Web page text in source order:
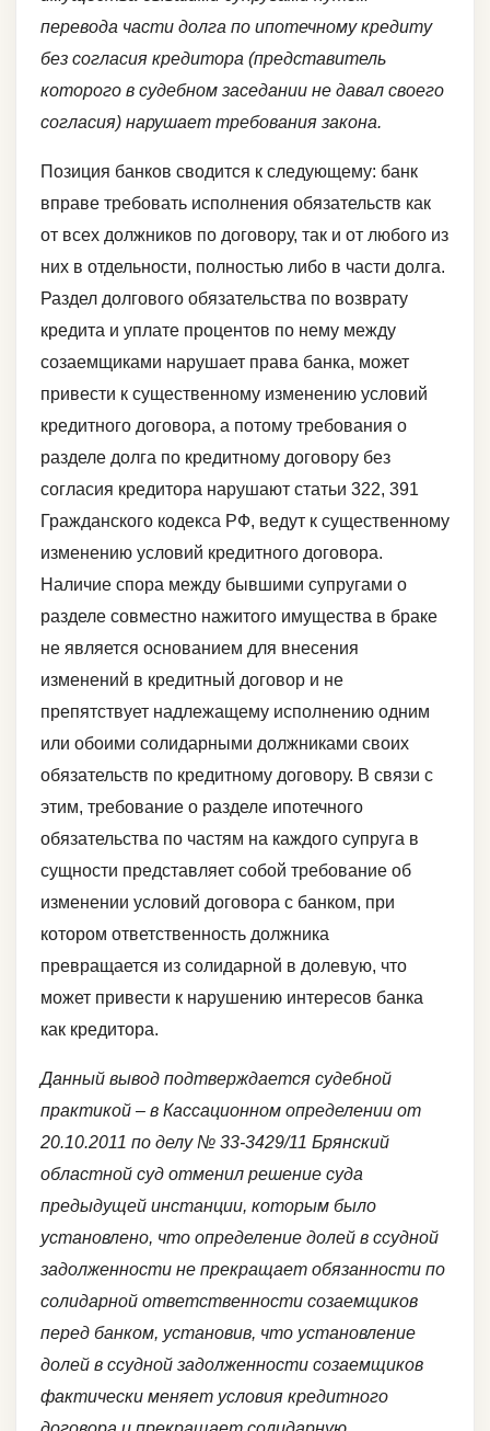
перевода части долга по ипотечному кредиту
без согласия кредитора (представитель
которого в судебном заседании не давал своего
согласия) нарушает требования закона.
Позиция банков сводится к следующему: банк
вправе требовать исполнения обязательств как
от всех должников по договору, так и от любого из
них в отдельности, полностью либо в части долга.
Раздел долгового обязательства по возврату
кредита и уплате процентов по нему между
созаемщиками нарушает права банка, может
привести к существенному изменению условий
кредитного договора, а потому требования о
разделе долга по кредитному договору без
согласия кредитора нарушают статьи 322, 391
Гражданского кодекса РФ, ведут к существенному
изменению условий кредитного договора.
Наличие спора между бывшими супругами о
разделе совместно нажитого имущества в браке
не является основанием для внесения
изменений в кредитный договор и не
препятствует надлежащему исполнению одним
или обоими солидарными должниками своих
обязательств по кредитному договору. В связи с
этим, требование о разделе ипотечного
обязательства по частям на каждого супруга в
сущности представляет собой требование об
изменении условий договора с банком, при
котором ответственность должника
превращается из солидарной в долевую, что
может привести к нарушению интересов банка
как кредитора.
Данный вывод подтверждается судебной
практикой – в Кассационном определении от
20.10.2011 по делу № 33-3429/11 Брянский
областной суд отменил решение суда
предыдущей инстанции, которым было
установлено, что определение долей в ссудной
задолженности не прекращает обязанности по
солидарной ответственности созаемщиков
перед банком, установив, что установление
долей в ссудной задолженности созаемщиков
фактически меняет условия кредитного